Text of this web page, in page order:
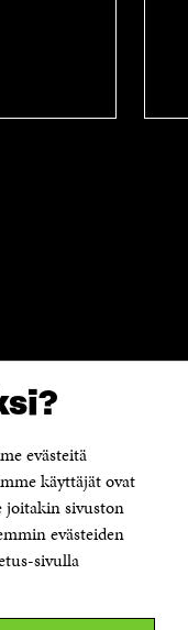
evästeitä
käyttäjät ovat
joitakin sivuston
evästeiden
sivulla
Sitra